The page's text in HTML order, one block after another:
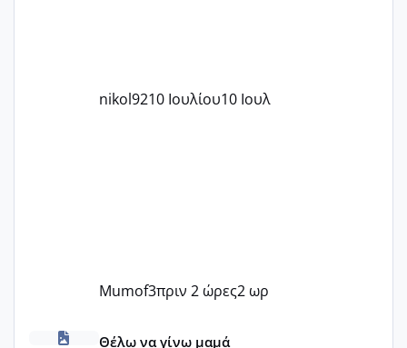
nikol9210 Ιουλίου10 Ιουλ
Mumof3πριν 2 ώρες2 ωρ
Πόσες είμαστε κοντά 40 και προσπαθούμε;;
Θέλω να γίνω μαμά